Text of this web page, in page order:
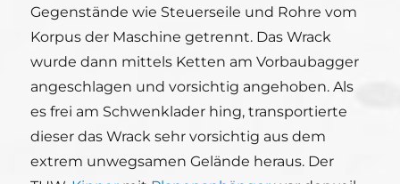
Gegenstände wie Steuerseile und Rohre vom
Korpus der Maschine getrennt. Das Wrack
wurde dann mittels Ketten am Vorbaubagger
angeschlagen und vorsichtig angehoben. Als
es frei am Schwenklader hing, transportierte
dieser das Wrack sehr vorsichtig aus dem
extrem unwegsamen Gelände heraus. Der